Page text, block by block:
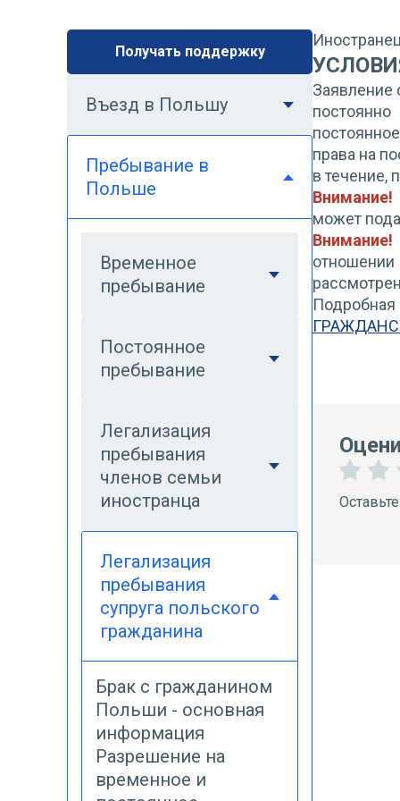
Получать поддержку
Въезд в Польшу
Пребывание в
Польше
Временное
пребывание
Постоянное
пребывание
Легализация
пребывания
членов семьи
иностранца
Легализация
пребывания
супруга польского
гражданина
Брак с гражданином
Польши - основная
информация
Разрешение на
временное и
Заявление
права на
в течение,
Внимание!
может
Внимание!
З
З